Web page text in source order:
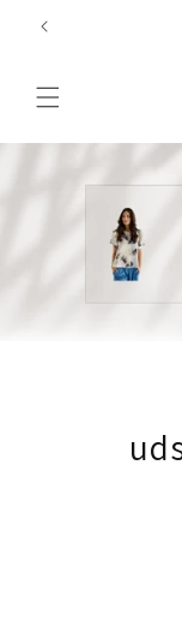
Gå til
indhold